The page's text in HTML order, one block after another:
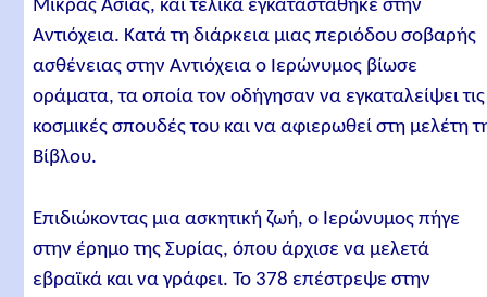
Μικράς Ασίας, και τελικά εγκαταστάθηκε στην
Αντιόχεια. Κατά τη διάρκεια μιας περιόδου σοβαρής
ασθένειας στην Αντιόχεια ο Ιερώνυμος βίωσε
οράματα, τα οποία τον οδήγησαν να εγκαταλείψει τις
κοσμικές σπουδές του και να αφιερωθεί στη μελέτη
Βίβλου.
Επιδιώκοντας μια ασκητική ζωή, ο Ιερώνυμος πήγε
στην έρημο της Συρίας, όπου άρχισε να μελετά
εβραϊκά και να γράφει. Το 378 επέστρεψε στην